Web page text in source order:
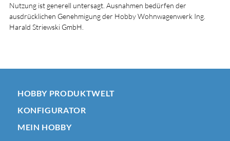
Nutzung ist generell untersagt. Ausnahmen bedürfen der
ausdrücklichen Genehmigung der Hobby Wohnwagenwerk Ing.
Harald Striewski GmbH.
HOBBY PRODUKTWELT
KONFIGURATOR
MEIN HOBBY